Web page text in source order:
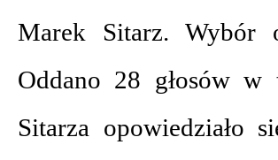
Marek Sitarz. Wybór
Oddano 28 głosów
Sitarza opowiedziało